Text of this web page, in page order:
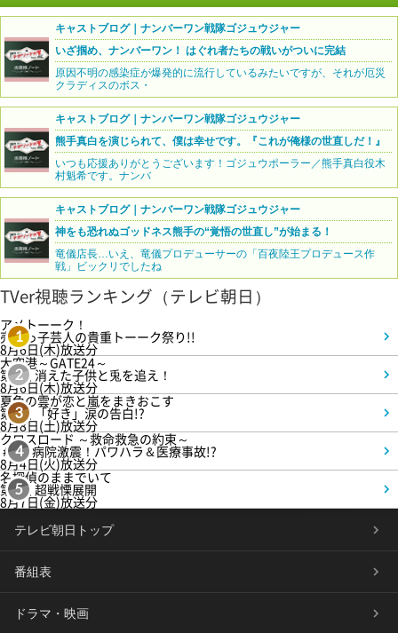
キャストブログ｜ナンバーワン戦隊ゴジュウジャー
いざ掴め、ナンバーワン！ はぐれ者たちの戦いがついに完結
原因不明の感染症が爆発的に流行しているみたいですが、それが厄災
クラディスのボス・
キャストブログ｜ナンバーワン戦隊ゴジュウジャー
熊手真白を演じられて、僕は幸せです。『これが俺様の世直しだ！』
いつも応援ありがとうございます！ゴジュウポーラー／熊手真白役木
村魁希です。ナンバ
キャストブログ｜ナンバーワン戦隊ゴジュウジャー
神をも恐れぬゴッドネス熊手の“覚悟の世直し”が始まる！
竜儀店長…いえ、竜儀プロデューサーの「百夜陸王プロデュース作
戦」ビックリでしたね
TVer視聴ランキング（テレビ朝日）
1
アメトーーク！
売れっ子芸人の貴重トーーク祭り!!
8月6日(木)放送分
2
大空港～GATE24～
第3話 消えた子供と兎を追え！
8月6日(木)放送分
3
夏色の雲が恋と嵐をまきおこす
第5話 「好き」涙の告白!?
8月8日(土)放送分
4
クロスロード ～救命救急の約束～
＃5 病院激震！パワハラ＆医療事故!?
8月4日(火)放送分
5
名探偵のままでいて
第4話 超戦慄展開
8月7日(金)放送分
テレビ朝日トップ
番組表
ドラマ・映画